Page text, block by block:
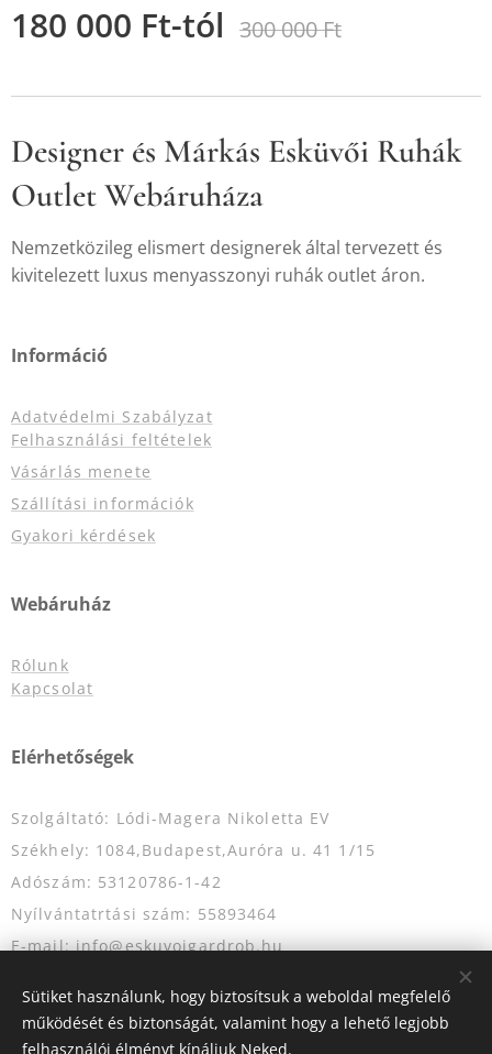
180 000 Ft-tól 300 000Ft
Designer és Márkás Esküvői Ruhák
Outlet Webáruháza
Nemzetközileg elismert designerek által tervezett és
kivitelezett luxus menyasszonyi ruhák outlet áron.
Információ
Adatvédelmi Szabályzat
Felhasználási feltételek
Vásárlás menete
Szállítási információk
Gyakori kérdések
Webáruház
Rólunk
Kapcsolat
Elérhetőségek
Szolgáltató: Lódi-Magera Nikoletta EV
Székhely: 1084,Budapest,Auróra u. 41 1/15
Adószám: 53120786-1-42
Nyílvántatrtási szám: 55893464
E-mail: info@eskuvoigardrob.hu
Sütiket használunk, hogy biztosítsuk a weboldal megfelelő
működését és biztonságát, valamint hogy a lehető legjobb
felhasználói élményt kínáljuk Neked.